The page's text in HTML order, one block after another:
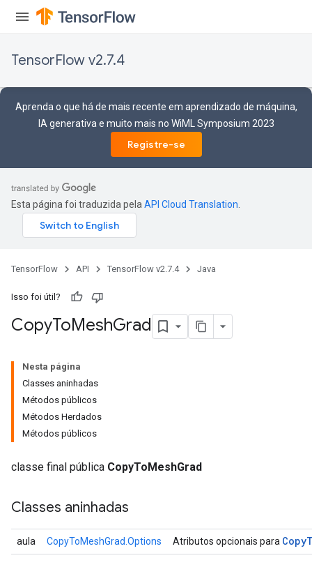
TensorFlow v2.7.4
Aprenda o que há de mais recente em aprendizado de máquina,
IA generativa e muito mais no WiML Symposium 2023
Registre-se
Esta página foi traduzida pela API Cloud Translation
TensorFlow API TensorFlow v2.7.4 Java
Isso foi útil?
CopyToMeshGrad
Nesta página
Classes aninhadas
Métodos públicos
Métodos Herdados
Métodos públicos
classe final pública CopyToMeshGrad
Classes aninhadas
aula CopyToMeshGrad.Options Atributos opcionais para Copy